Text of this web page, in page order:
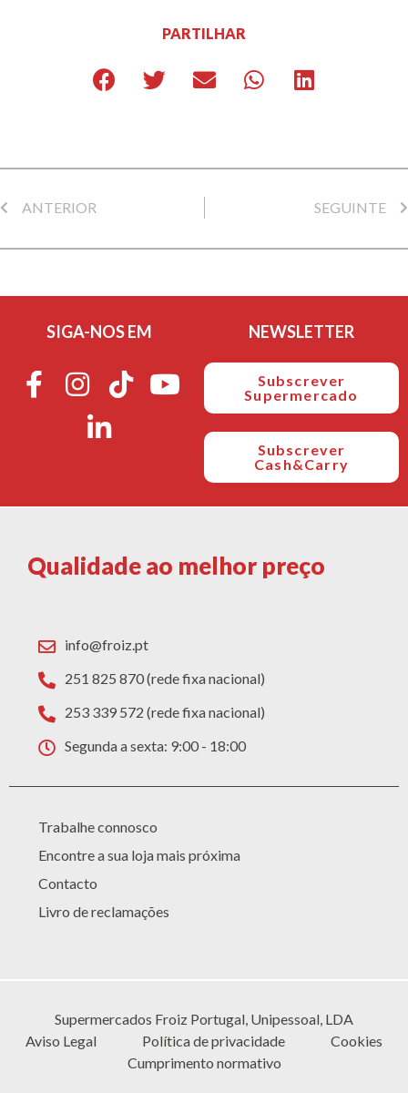
PARTILHAR
ANTERIOR SEGUINTE
SIGA-NOS EM NEWSLETTER
Subscrever
Supermercado
Subscrever
Cash&Carry
Qualidade ao melhor preço
info@froiz.pt
251 825 870 (rede fixa nacional)
253 339 572 (rede fixa nacional)
Segunda a sexta: 9:00 - 18:00
Trabalhe connosco
Encontre a sua loja mais próxima
Contacto
Livro de reclamações
Supermercados Froiz Portugal, Unipessoal, LDA
Aviso Legal
Política de privacidade
Cookies
Cumprimento normativo